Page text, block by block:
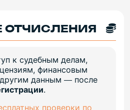
ОТЧИСЛЕНИЯ
к судебным делам,
финансовым
данным — после
.
проверки по